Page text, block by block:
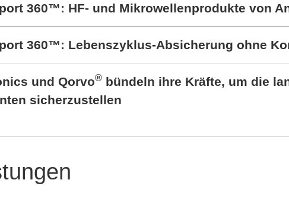
360™: HF- und Mikrowellenprodukte von
360™: Lebenszyklus-Absicherung ohne
und Qorvo® bündeln ihre Kräfte, um die
sicherzustellen